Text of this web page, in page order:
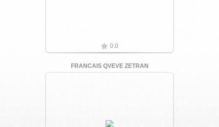
0.0
FRANCAIS QVEVE ZETRAN
Увеличить